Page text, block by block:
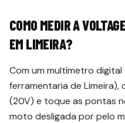
COMO MEDIR A
EM LIMEIRA?
Com um multímetro
ferramentaria de Limeira),
(20V) e toque as pontas
moto desligada por pelo